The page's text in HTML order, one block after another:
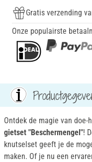
Gratis verzending
Onze populairste
Ontdek de magie van doe-
gietset "Beschermengel"!
knutselset geeft je de
maken. Of je nu een